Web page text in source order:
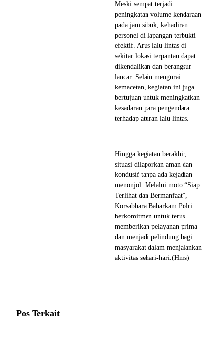
Meski sempat terjadi
peningkatan volume kendaraan
pada jam sibuk, kehadiran
personel di lapangan terbukti
efektif. Arus lalu lintas di
sekitar lokasi terpantau dapat
dikendalikan dan berangsur
lancar. Selain mengurai
kemacetan, kegiatan ini juga
bertujuan untuk meningkatkan
kesadaran para pengendara
terhadap aturan lalu lintas.
Hingga kegiatan berakhir,
situasi dilaporkan aman dan
kondusif tanpa ada kejadian
menonjol. Melalui moto “Siap
Terlihat dan Bermanfaat”,
Korsabhara Baharkam Polri
berkomitmen untuk terus
memberikan pelayanan prima
dan menjadi pelindung bagi
masyarakat dalam menjalankan
aktivitas sehari-hari.(Hms)
Pos Terkait